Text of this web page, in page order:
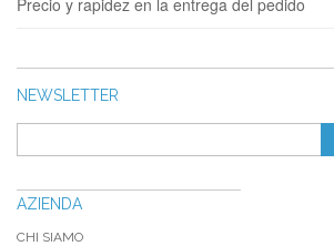
NEWSLETTER
AZIENDA
CHI SIAMO